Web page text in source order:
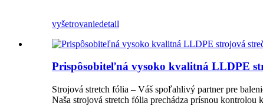
vyšetrovaniedetail
Prispôsobiteľná vysoko kvalitná LLDPE
Strojová stretch fólia – Váš spoľahlivý partner pre
Naša strojová stretch fólia prechádza prísnou